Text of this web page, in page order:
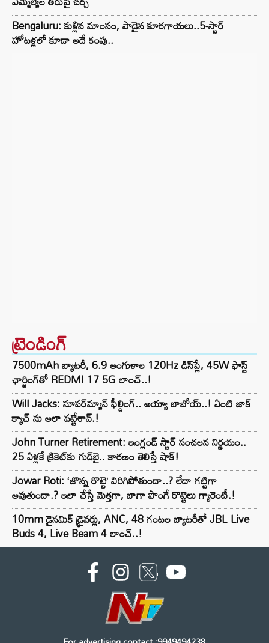
Bengaluru: కుళ్లిన మాంసం, పాడైన కూరగాయలు..5-స్టార్
హోటళ్లలో కూడా అదే కంపు..
ట్రెండింగ్‌
7500mAh బ్యాటరీ, 6.9 అంగుళాల 120Hz డిస్‌ప్లే, 45W ఫాస్ట్
ఛార్జింగ్‌తో REDMI 17 5G లాంచ్..!
Will Jacks: సూపర్‌మ్యాన్ ఫీల్డింగ్.. అయ్యా బాబోయ్..! ఏంటి జాక్
క్యాచ్ ను అలా పట్టేశావ్.!
John Turner Retirement: ఇంగ్లండ్ స్టార్ సంచలన నిర్ణయం..
25 ఏళ్లకే క్రికెట్‌కు గుడ్‌బై.. కారణం తెలిస్తే షాక్!
Jowar Roti: ‘జొన్న రొట్టె’ విరిగిపోతుందా..? లేదా గట్టిగా
అవుతుందా.? ఇలా చేస్తే మెత్తగా, బాగా పొంగే రొట్టెలు గ్యారెంటీ.!
10mm డైనమిక్ డ్రైవర్లు, ANC, 48 గంటల బ్యాటరీతో JBL Live
Buds 4, Live Beam 4 లాంచ్..!